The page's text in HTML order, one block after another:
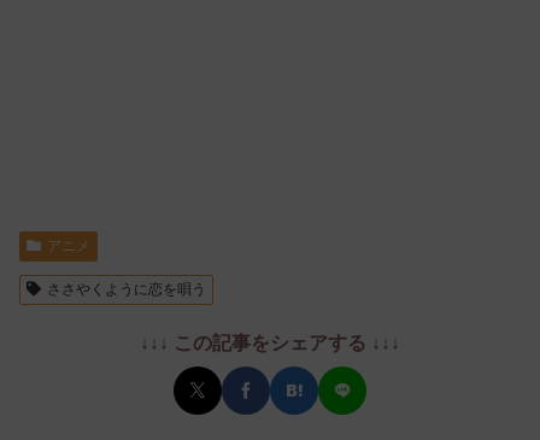
アニメ
ささやくように恋を唄う
↓↓↓ この記事をシェアする ↓↓↓